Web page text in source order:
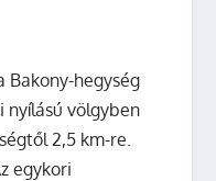
Bakony-hegység
nyílású völgyben
2,5 km-re.
egykori